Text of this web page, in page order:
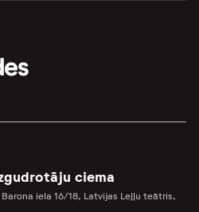
ciema
iela 16/18, Latvijas Leļļu teātris,